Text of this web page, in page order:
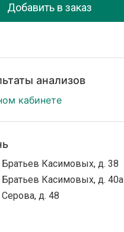
Добавить в заказ
анализов
кабинете
Братьев Касимовых, д. 38
Братьев Касимовых, д. 40а
Серова, д. 48